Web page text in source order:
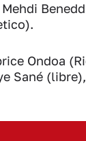
Ondoa
Sané